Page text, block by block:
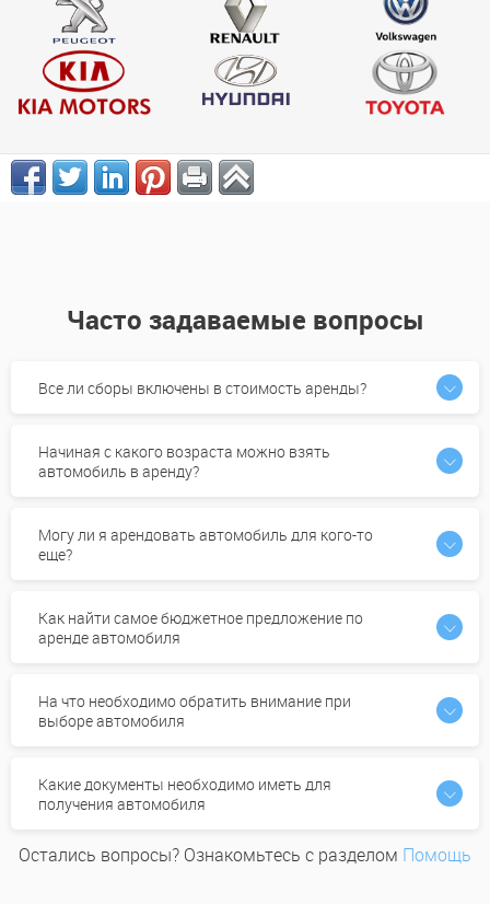
Часто задаваемые вопросы
Все ли сборы включены в стоимость аренды?
Начиная с какого возраста можно взять
автомобиль в аренду?
Могу ли я арендовать автомобиль для кого-то
еще?
Как найти самое бюджетное предложение по
аренде автомобиля
На что необходимо обратить внимание при
выборе автомобиля
Какие документы необходимо иметь для
получения автомобиля
Остались вопросы? Ознакомьтесь с разделом Помощь